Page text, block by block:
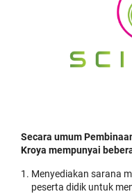
Secara umum
Kroya mempunyai
Menyediakan sarana
peserta didik untuk